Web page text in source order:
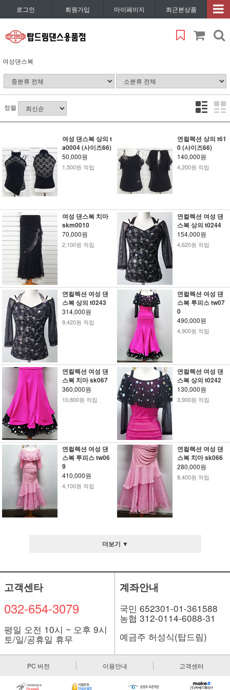
로그인 회원가입 마이페이지 최근본상품
여성댄스복
정렬
여성 댄스복 상의 t
a0004 (사이즈66)
50,000원
1,500원 적립
연컬렉션 상의 t61
0 (사이즈66)
140,000원
4,200원 적립
여성 댄스복 치마
skm0010
70,000원
2,100원 적립
연컬렉션 여성 댄
스복 상의 t0244
154,000원
4,620원 적립
연컬렉션 여성 댄
스복 상의 t0243
314,000원
9,420원 적립
연컬렉션 여성 댄
스복 투피스 tw07
0
490,000원
4,900원 적립
연컬렉션 여성 댄
스복 치마 sk067
360,000원
10,800원 적립
연컬렉션 여성 댄
스복 상의 t0242
130,000원
3,900원 적립
연컬렉션 여성 댄
스복 투피스 tw06
9
410,000원
4,100원 적립
연컬렉션 여성 댄
스복 치마 sk066
280,000원
8,400원 적립
더보기 ▼
고객센타
032-654-3079
평일 오전 10시 ~ 오후 9시
토/일/공휴일 휴무
계좌안내
국민 652301-01-361588
농협 312-0114-6088-31
예금주 허성식(탑드림)
PC 버전 이용안내 고객센터